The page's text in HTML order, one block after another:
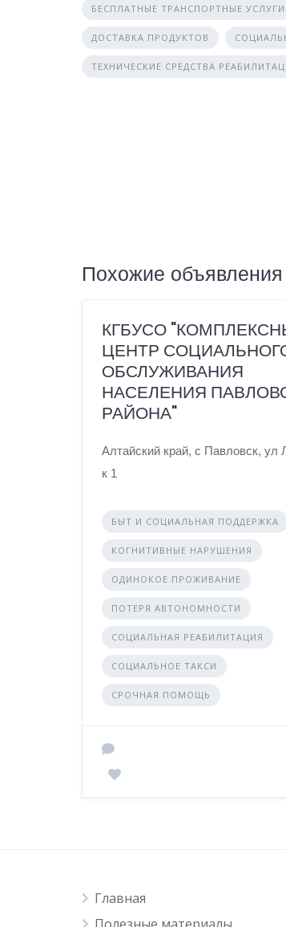
БЕСПЛАТНЫЕ ТРАНСПОРТНЫЕ УСЛУГИ
ДОСТАВКА ПРОДУКТОВ
ТЕХНИЧЕСКИЕ СРЕДСТВА
Похожие объявления
КГБУСО
ЦЕНТР
ОБСЛУЖИВАНИЯ
НАСЕЛЕНИЯ
РАЙОНА"
Алтайский край, с Павловск, ул
к 1
БЫТ И СОЦИАЛЬНАЯ ПОДДЕРЖКА
КОГНИТИВНЫЕ НАРУШЕНИЯ
ОДИНОКОЕ ПРОЖИВАНИЕ
ПОТЕРЯ АВТОНОМНОСТИ
СОЦИАЛЬНАЯ РЕАБИЛИТАЦИЯ
СОЦИАЛЬНОЕ ТАКСИ
СРОЧНАЯ ПОМОЩЬ
Главная